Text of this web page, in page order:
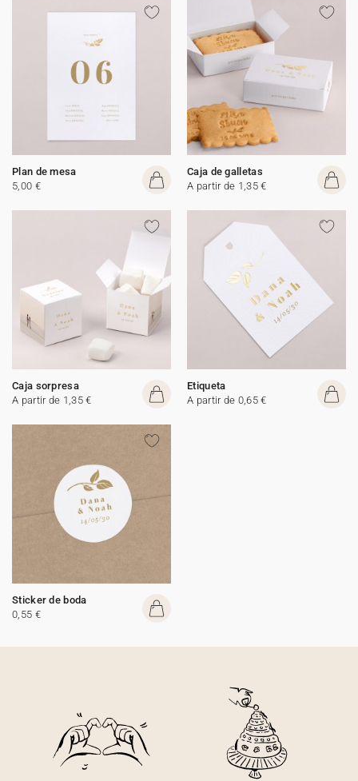
Plan de mesa
5,00 €
Caja de galletas
A partir de 1,35 €
Caja sorpresa
A partir de 1,35 €
Etiqueta
A partir de 0,65 €
Sticker de boda
0,55 €